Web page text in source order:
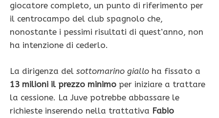
giocatore completo, un punto di riferimento per
il centrocampo del club spagnolo che,
nonostante i pessimi risultati di quest’anno, non
ha intenzione di cederlo.
La dirigenza del sottomarino giallo ha fissato a
13 milioni il prezzo minimo per iniziare a trattare
la cessione. La Juve potrebbe abbassare le
richieste inserendo nella trattativa Fabio